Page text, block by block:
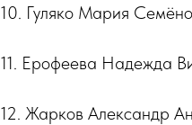
10. Гуляко Мария
11. Ерофеева Надежда
12. Жарков Александр